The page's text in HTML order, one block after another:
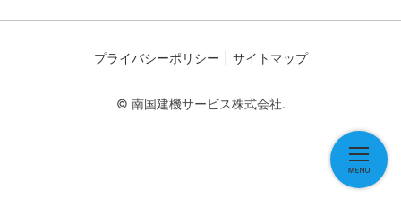
プライバシーポリシー サイトマップ
© 南国建機サービス株式会社.